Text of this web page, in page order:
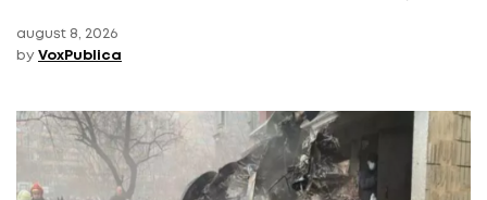
august 8, 2026
by VoxPublica